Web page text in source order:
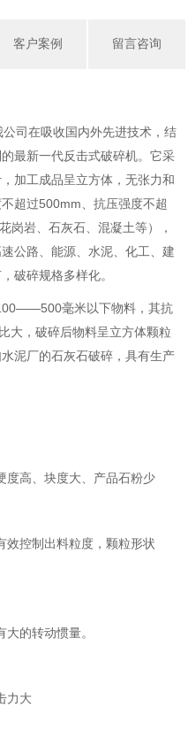
客户案例 留言咨询
司在吸收国内外先进技术，结
最新一代反击式破碎机。它采
加工成品呈立方体，无张力和
超过500mm、抗压强度不超
岗岩、石灰石、混凝土等），
公路、能源、水泥、化工、建
破碎规格多样化。
毫米以下物料，其抗
大，破碎后物料呈立方体颗粒
泥厂的石灰石破碎，具有生产
度高、块度大、产品石粉少
效控制出料粒度，颗粒形状
的转动惯量。
力大